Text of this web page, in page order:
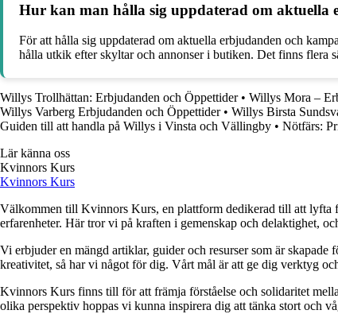
Hur kan man hålla sig uppdaterad om
För att hålla sig uppdaterad om aktuella erbjudanden och
hålla utkik efter skyltar och annonser i butiken. Det finns flera
Willys Trollhättan: Erbjudanden och Öppettider• Willys Mora –
Willys Varberg Erbjudanden och Öppettider• Willys Birsta
Guiden till att handla på Willys i Vinsta och Vällingby • Nötfärs:
Lär känna oss
Kvinnors Kurs
Kvinnors Kurs
Välkommen till Kvinnors Kurs, en plattform dedikerad till att lyfta
erfarenheter. Här tror vi på kraften i gemenskap och delaktighet,
Vi erbjuder en mängd artiklar, guider och resurser som är
kreativitet, så har vi något för dig. Vårt mål är att ge dig verktyg
Kvinnors Kurs finns till för att främja förståelse och solidaritet
olika perspektiv hoppas vi kunna inspirera dig att tänka stort och